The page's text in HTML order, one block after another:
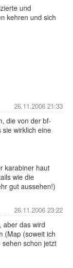
und
kehren und sich
26.11.2006 21:33
die von der bf-
wirklich eine
karabiner haut
wie die
gut aussehen!)
26.11.2006 23:22
aber das wird
(Map (soweit ich
schon jetzt